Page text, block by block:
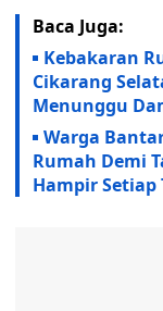
Baca Juga:
Kebakaran
Cikarang
Menunggu
Warga
Rumah Demi
Hampir Setiap